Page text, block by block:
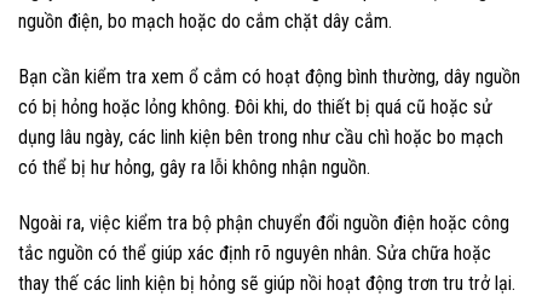
nguồn điện, bo mạch hoặc do cắm chặt dây cắm.
Bạn cần kiểm tra xem ổ cắm có hoạt động bình thường, dây nguồn
có bị hỏng hoặc lỏng không. Đôi khi, do thiết bị quá cũ hoặc sử
dụng lâu ngày, các linh kiện bên trong như cầu chì hoặc bo mạch
có thể bị hư hỏng, gây ra lỗi không nhận nguồn.
Ngoài ra, việc kiểm tra bộ phận chuyển đổi nguồn điện hoặc công
tắc nguồn có thể giúp xác định rõ nguyên nhân. Sửa chữa hoặc
thay thế các linh kiện bị hỏng sẽ giúp nồi hoạt động trơn tru trở lại.